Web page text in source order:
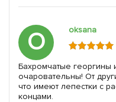
O oksana
Бахромчатые георгины
очаровательны! От
что имеют лепестки с
концами.